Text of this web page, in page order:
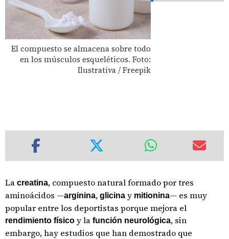
El compuesto se almacena sobre todo
en los músculos esqueléticos. Foto:
Ilustrativa / Freepik
La creatina, compuesto natural formado por tres
aminoácidos —arginina, glicina y mitionina— es muy
popular entre los deportistas porque mejora el
rendimiento físico y la función neurológica, sin
embargo, hay estudios que han demostrado que